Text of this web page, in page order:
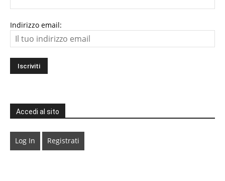
Indirizzo email:
Accedi al sito
Log In Registrati